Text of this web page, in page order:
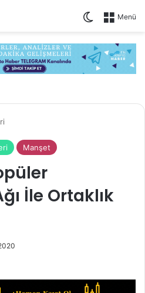
Menü
Dış
Manşet
İle Ortaklık